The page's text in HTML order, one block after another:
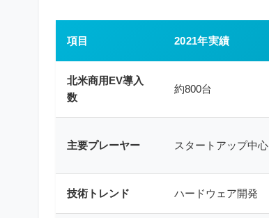
項目 2021年実績
北米商用EV導入
数
約800台
主要プレーヤー スタートアップ中心
技術トレンド ハードウェア開発